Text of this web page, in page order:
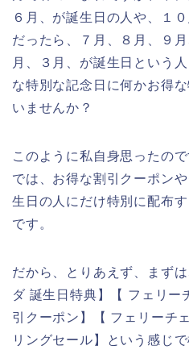
６月、が誕生日の人や、１
だったら、７月、８月、９
月、３月、が誕生日という
な特別な記念日に何かお得
いませんか？
このように私自身思ったの
では、お得な割引クーポン
生日の人にだけ特別に配布
です。
だから、とりあえず、まず
ダ 誕生日特典】【 フェリー
引クーポン】【 フェリーチ
リングセール】という感じ